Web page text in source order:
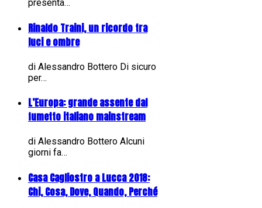
presenta…
Rinaldo Traini, un ricordo tra
luci e ombre
di Alessandro Bottero Di sicuro
per…
L’Europa: grande assente dal
fumetto italiano mainstream
di Alessandro Bottero Alcuni
giorni fa…
Casa Cagliostro a Lucca 2018:
Chi, Cosa, Dove, Quando, Perché